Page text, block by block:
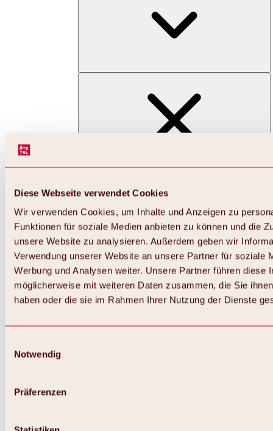
Diese Webseite verwendet Cookies
Wir verwenden Cookies, um Inhalte und Anzeigen zu
Funktionen für soziale Medien anbieten zu können und die
unsere Website zu analysieren. Außerdem geben wir
Verwendung unserer Website an unsere Partner für soziale
Werbung und Analysen weiter. Unsere Partner führen diese
möglicherweise mit weiteren Daten zusammen, die Sie
haben oder die sie im Rahmen Ihrer Nutzung der Dienste
Notwendig
Präferenzen